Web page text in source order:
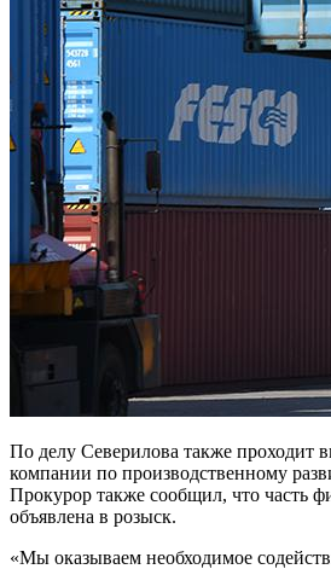
По делу Северилова также проходит
компании по производственному
Прокурор также сообщил, что часть
объявлена в розыск.
«Мы оказываем необходимое